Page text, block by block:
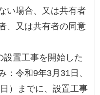
い場合、又は共有者
、又は共有者の同意
設置工事を開始した
：令和9年3月31日、
）までに、設置工事